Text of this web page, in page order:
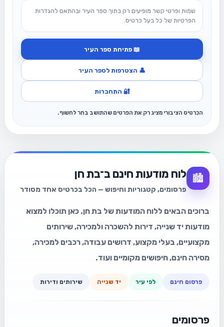
שמות ופרטי קשר מופיעים רק בתוך ספר העיר ובהתאם להגדרות
הפרטיות של כל בעל כרטיס.
📖 פתיחת ספר העיר
👤 הצטרפות לספר העיר
🔐 התחברות
הכרטיס הציבורי מציג רק את הפרטים שהתושב בחר לחשוף.
🏙️ לוח מודעות חינם ב־בת חן
פרסומים, קטגוריות וחיפוש — הכל בכרטיס אחד מסודר
ברוכים הבאים ללוח המודעות של בת חן. כאן תוכלו למצוא
מודעות יד שנייה, דירות להשכרה ולמכירה, שירותים
מקצועיים, בעלי מקצוע, דרושים עבודה, רכבים למכירה,
מסירה חינם, חיפושים מקומיים ועוד.
פרסום חינם לפי עיר יד שנייה שירותים ודירות
פרסומים